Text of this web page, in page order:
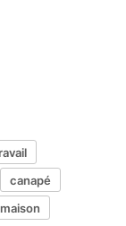
canapé